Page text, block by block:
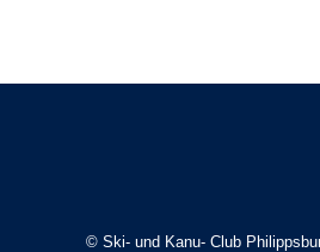
© Ski- und Kanu- Club